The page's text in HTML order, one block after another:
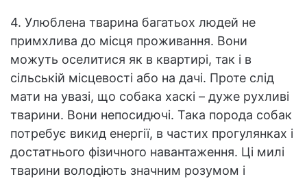
4. Улюблена тварина багатьох людей не
примхлива до місця проживання. Вони
можуть оселитися як в квартирі, так і в
сільській місцевості або на дачі. Проте слід
мати на увазі, що собака хаскі – дуже рухливі
тварини. Вони непосидючі. Така порода собак
потребує викид енергії, в частих прогулянках і
достатнього фізичного навантаження. Ці милі
тварини володіють значним розумом і